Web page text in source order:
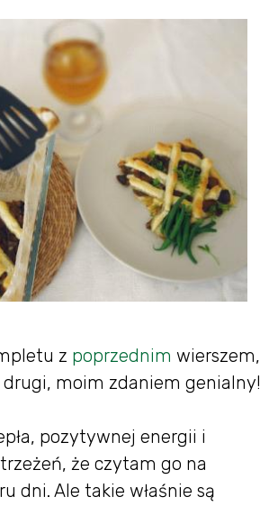
z poprzednim wierszem,
drugi, moim zdaniem genialny!
pozytywnej energii i
że czytam go na
dni. Ale takie właśnie są